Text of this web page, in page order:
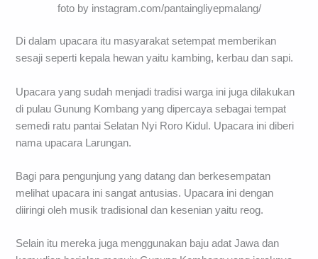
foto by instagram.com/pantaingliyepmalang/
Di dalam upacara itu masyarakat setempat memberikan
sesaji seperti kepala hewan yaitu kambing, kerbau dan sapi.
Upacara yang sudah menjadi tradisi warga ini juga dilakukan
di pulau Gunung Kombang yang dipercaya sebagai tempat
semedi ratu pantai Selatan Nyi Roro Kidul. Upacara ini diberi
nama upacara Larungan.
Bagi para pengunjung yang datang dan berkesempatan
melihat upacara ini sangat antusias. Upacara ini dengan
diiringi oleh musik tradisional dan kesenian yaitu reog.
Selain itu mereka juga menggunakan baju adat Jawa dan